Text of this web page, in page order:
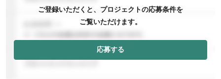
ご登録いただくと、プロジェクトの応募条件を
ご覧いただけます。
応募する